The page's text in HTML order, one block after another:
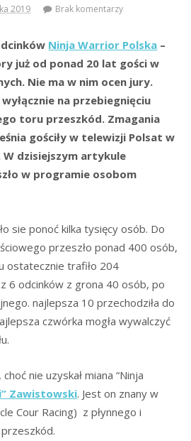
2019 Brak komentarzy
Ninja Warrior Polska –
już od ponad 20 lat gości w
Nie ma w nim ocen jury.
na przebiegnięciu
toru przeszkód. Zmagania
gościły w telewizji Polsat w
dzisiejszym artykule
w programie osobom
sie ponoć kilka tysięcy osób. Do
przeszło ponad 400 osób,
ostatecznie trafiło 204
6 odcinków z grona 40 osób, po
najlepsza 10 przechodziła do
czwórka mogła wywalczyć
nie uzyskał miana “Ninja
Zawistowski. Jest on znany w
Cour Racing) z płynnego i